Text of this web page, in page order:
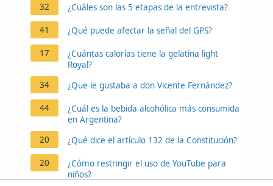
32 ¿Cuáles son las 5 etapas de la entrevista?
41 ¿Qué puede afectar la señal del GPS?
17
¿Cuántas calorías tiene la gelatina light
Royal?
34
¿Que le gustaba a don Vicente Fernández?
44
¿Cuál es la bebida alcohólica más consumida
en Argentina?
20
¿Qué dice el artículo 132 de la Constitución?
20
¿Cómo restringir el uso de YouTube para
niños?